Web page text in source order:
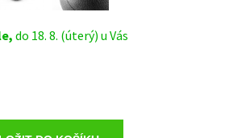
do 18. 8. (úterý) u Vás